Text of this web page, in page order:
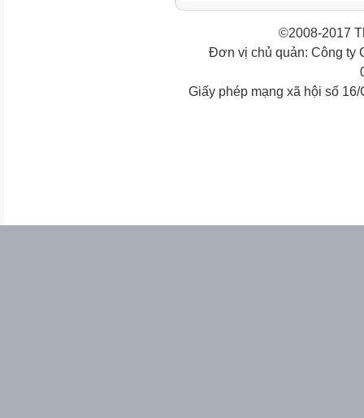
©2008-2017
Đơn vị chủ quản: Công ty
Giấy phép mạng xã hội số